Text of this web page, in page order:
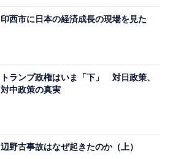
印西市に日本の経済成長の現場を見た
トランプ政権はいま「下」 対日政策、
対中政策の真実
辺野古事故はなぜ起きたのか（上）